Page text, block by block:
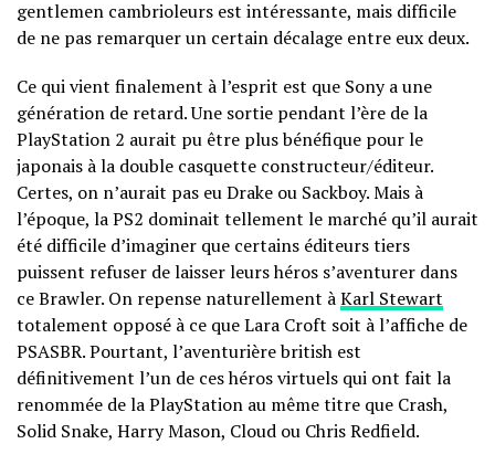
gentlemen cambrioleurs est intéressante, mais difficile
de ne pas remarquer un certain décalage entre eux deux.
Ce qui vient finalement à l’esprit est que Sony a une
génération de retard. Une sortie pendant l’ère de la
PlayStation 2 aurait pu être plus bénéfique pour le
japonais à la double casquette constructeur/éditeur.
Certes, on n’aurait pas eu Drake ou Sackboy. Mais à
l’époque, la PS2 dominait tellement le marché qu’il aurait
été difficile d’imaginer que certains éditeurs tiers
puissent refuser de laisser leurs héros s’aventurer dans
ce Brawler. On repense naturellement àKarl Stewart
totalement opposé à ce que Lara Croft soit à l’affiche de
PSASBR. Pourtant, l’aventurière british est
définitivement l’un de ces héros virtuels qui ont fait la
renommée de la PlayStation au même titre que Crash,
Solid Snake, Harry Mason, Cloud ou Chris Redfield.